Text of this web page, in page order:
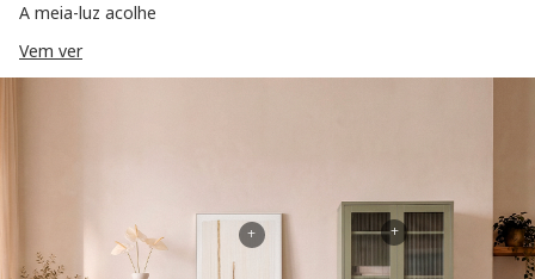
A meia-luz acolhe
Vem ver
+
+